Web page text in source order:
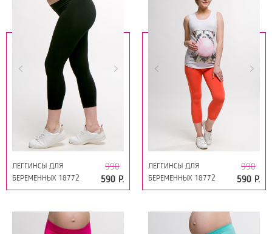
ЛЕГГИНСЫ ДЛЯ
БЕРЕМЕННЫХ 18772
ЧЕРНЫЙ
990
590 Р.
ЛЕГГИНСЫ ДЛЯ
БЕРЕМЕННЫХ 18772
ОРАНЖЕВЫЙ
990
590 Р.